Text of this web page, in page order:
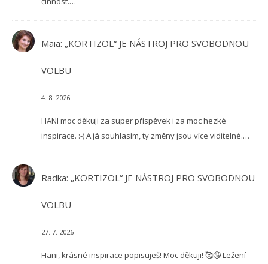
Maia: „KORTIZOL“ JE NÁSTROJ PRO SVOBODNOU
VOLBU
4. 8. 2026
HANI moc děkuji za super příspěvek i za moc hezké
inspirace. :-) A já souhlasím, ty změny jsou více viditelné.…
Radka: „KORTIZOL“ JE NÁSTROJ PRO SVOBODNOU
VOLBU
27. 7. 2026
Hani, krásné inspirace popisuješ! Moc děkuji! 🥰😘 Ležení